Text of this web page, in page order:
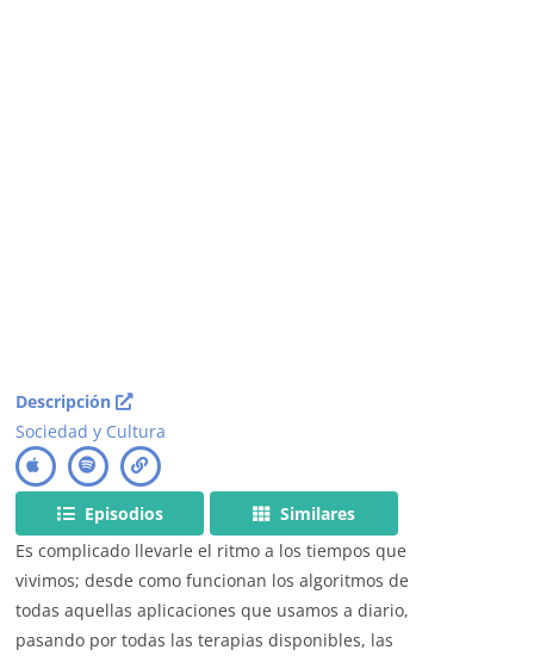
Descripción
Sociedad y Cultura
Episodios
Similares
Es complicado llevarle el ritmo a los tiempos que
vivimos; desde como funcionan los algoritmos de
todas aquellas aplicaciones que usamos a diario,
pasando por todas las terapias disponibles, las